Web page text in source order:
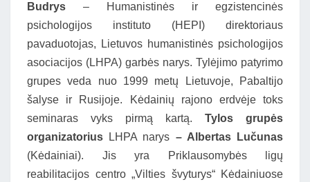
Budrys – Humanistinės ir egzistencinės
psichologijos instituto (HEPI) direktoriaus
pavaduotojas, Lietuvos humanistinės psichologijos
asociacijos (LHPA) garbės narys. Tylėjimo patyrimo
grupes veda nuo 1999 metų Lietuvoje, Pabaltijo
šalyse ir Rusijoje. Kėdainių rajono erdvėje toks
seminaras vyks pirmą kartą. Tylos grupės
organizatorius
LHPA narys – Albertas Lučunas
(Kėdainiai). Jis yra Priklausomybės ligų
reabilitacijos centro „Vilties švyturys“ Kėdainiuose